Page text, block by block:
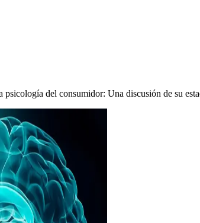
del consumidor: Una discusión de su